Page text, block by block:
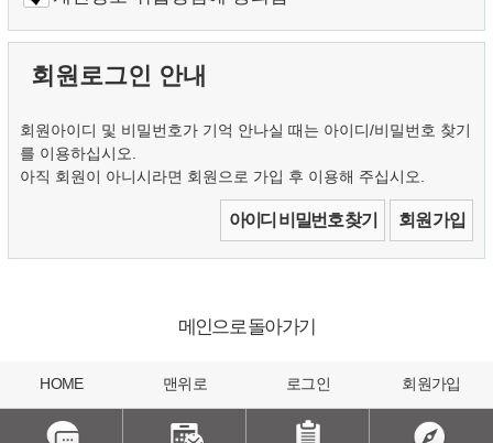
회원로그인 안내
회원아이디 및 비밀번호가 기억 안나실 때는 아이디/비밀번호 찾기
를 이용하십시오.
아직 회원이 아니시라면 회원으로 가입 후 이용해 주십시오.
아이디 비밀번호 찾기 회원 가입
메인으로 돌아가기
HOME 맨위로 로그인 회원가입